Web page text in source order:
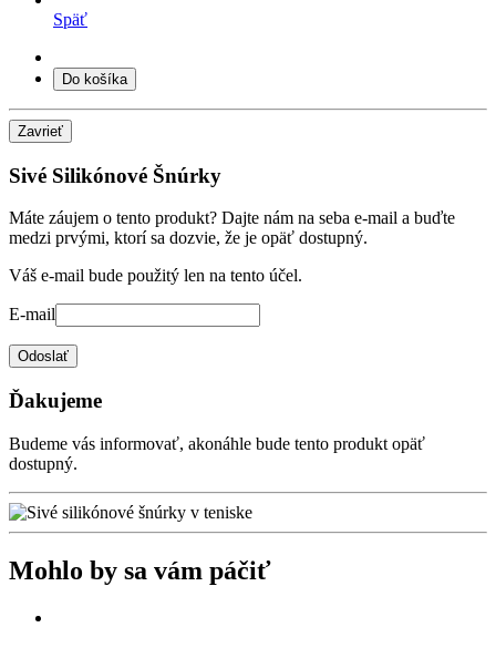
Späť
Do košíka
Zavrieť
Sivé Silikónové Šnúrky
Máte záujem o tento produkt? Dajte nám na seba e-mail a buďte
medzi prvými, ktorí sa dozvie, že je opäť dostupný.
Váš e-mail bude použitý len na tento účel.
E-mail
Odoslať
Ďakujeme
Budeme vás informovať, akonáhle bude tento produkt opäť
dostupný.
Mohlo by sa vám páčiť